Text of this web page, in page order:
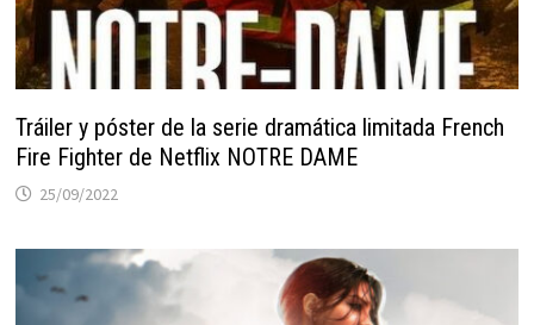
Tráiler y póster de la serie dramática limitada French
Fire Fighter de Netflix NOTRE DAME
25/09/2022